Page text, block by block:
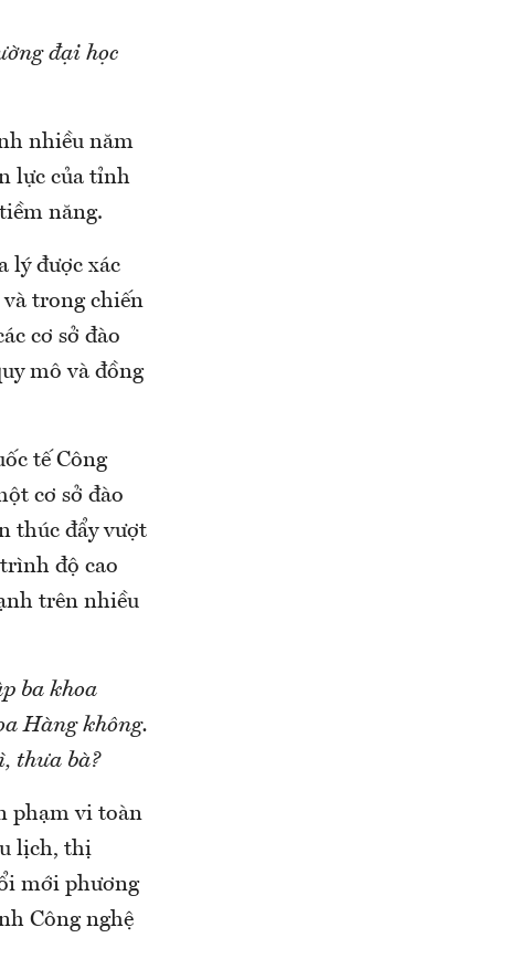
đại học
nhiều năm
lực của tỉnh
năng.
lý được xác
trong chiến
cơ sở đào
mô và đồng
tế Công
cơ sở đào
thúc đẩy vượt
độ cao
trên nhiều
ba khoa
Hàng không.
thưa bà?
phạm vi toàn
lịch, thị
mới phương
Công nghệ